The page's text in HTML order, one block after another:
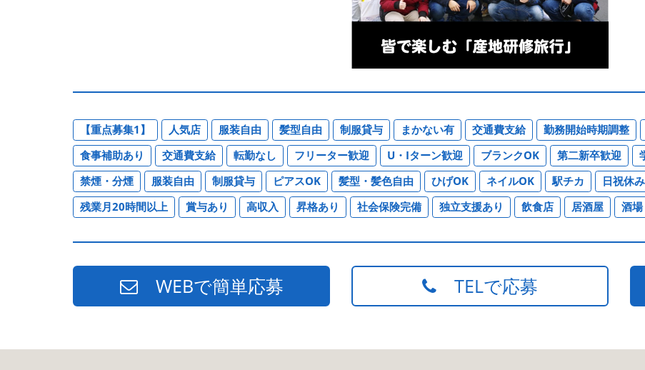
【重点募集1】 人気店 服装自由 髪型自由 制服貸与 まかない有 交通費支給 勤務開始時期調整
食事補助あり
交通費支給 転勤なし フリーター歓迎 U・Iターン歓迎 ブランクOK 第二新卒歓迎
禁煙・分煙
服装自由 制服貸与 ピアスOK 髪型・髪色自由 ひげOK ネイルOK 駅チカ 日祝休み
残業月20時間以上
賞与あり 高収入 昇格あり 社会保険完備 独立支援あり 飲食店 居酒屋 酒場
WEBで簡単応募 TELで応募